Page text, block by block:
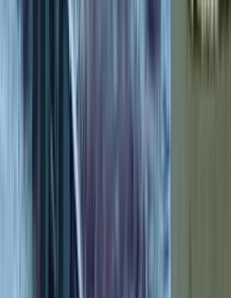
বরিশালসহ রাত ১টার
জেলায় ঝড়ের আভাস,
নম্বর সতর্কসংকেত